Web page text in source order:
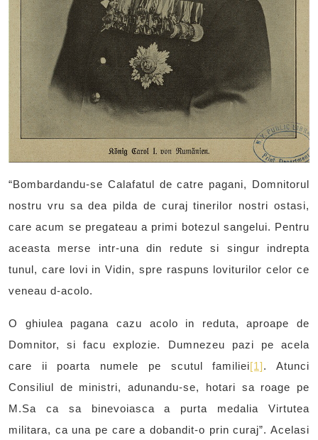
“Bombardandu-se Calafatul de catre pagani, Domnitorul
nostru vru sa dea pilda de curaj tinerilor nostri ostasi,
care acum se pregateau a primi botezul sangelui. Pentru
aceasta merse intr-una din redute si singur indrepta
tunul, care lovi in Vidin, spre raspuns loviturilor celor ce
veneau d-acolo.
O ghiulea pagana cazu acolo in reduta, aproape de
Domnitor, si facu explozie. Dumnezeu pazi pe acela
care ii poarta numele pe scutul familiei[1] . Atunci
Consiliul de ministri, adunandu-se, hotari sa roage pe
M.Sa ca sa binevoiasca a purta medalia Virtutea
militara, ca una pe care a dobandit-o prin curaj”. Acelasi